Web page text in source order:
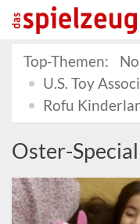
Top-Themen:
U.S. Toy
Rofu
Oster-